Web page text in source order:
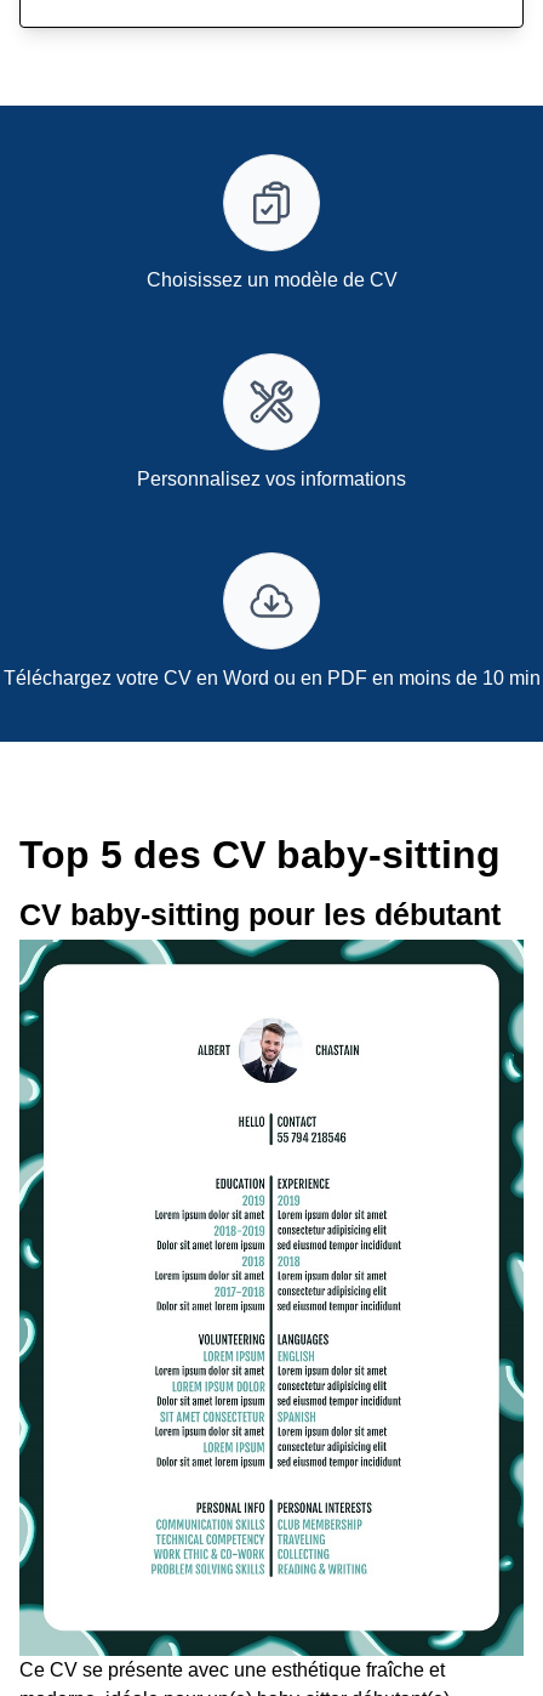
Choisissez un modèle de CV
Personnalisez vos informations
Téléchargez votre CV en Word ou en PDF en moins de 10 min
Top 5 des CV baby-sitting
CV baby-sitting pour les débutant
Ce CV se présente avec une esthétique fraîche et